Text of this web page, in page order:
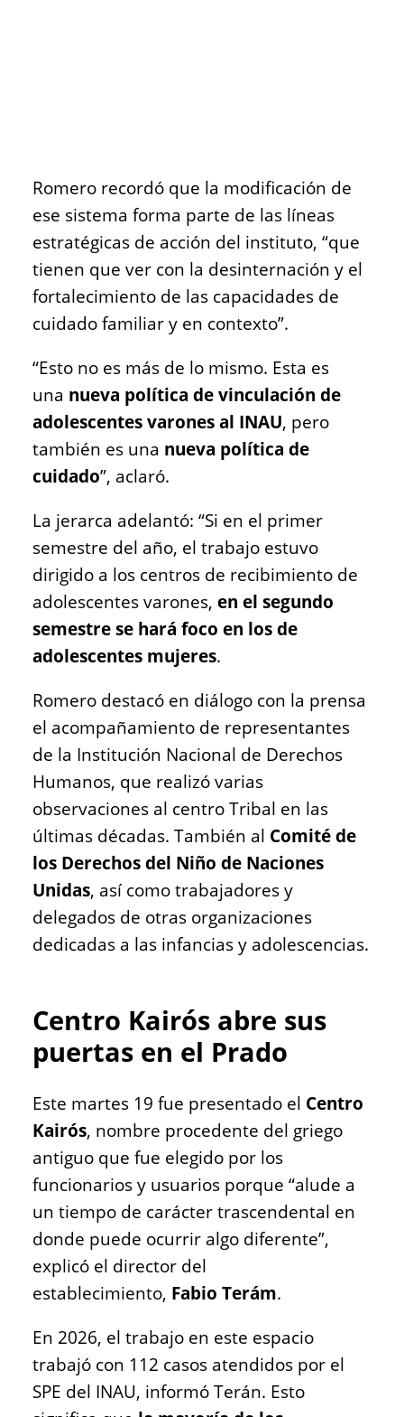
Romero recordó que la modificación de
ese sistema forma parte de las líneas
estratégicas de acción del instituto, “que
tienen que ver con la desinternación y el
fortalecimiento de las capacidades de
cuidado familiar y en contexto”.
“Esto no es más de lo mismo. Esta es
una nueva política de vinculación de
adolescentes varones al INAU, pero
también es una nueva política de
cuidado”, aclaró.
La jerarca adelantó: “Si en el primer
semestre del año, el trabajo estuvo
dirigido a los centros de recibimiento de
adolescentes varones, en el segundo
semestre se hará foco en los de
adolescentes mujeres.
Romero destacó en diálogo con la prensa
el acompañamiento de representantes
de la Institución Nacional de Derechos
Humanos, que realizó varias
observaciones al centro Tribal en las
últimas décadas. También al Comité de
los Derechos del Niño de Naciones
Unidas, así como trabajadores y
delegados de otras organizaciones
dedicadas a las infancias y adolescencias.
Centro Kairós abre sus
puertas en el Prado
Este martes 19 fue presentado el Centro
Kairós, nombre procedente del griego
antiguo que fue elegido por los
funcionarios y usuarios porque “alude a
un tiempo de carácter trascendental en
donde puede ocurrir algo diferente”,
explicó el director del
establecimiento, Fabio Terám.
En 2026, el trabajo en este espacio
trabajó con 112 casos atendidos por el
SPE del INAU, informó Terán. Esto